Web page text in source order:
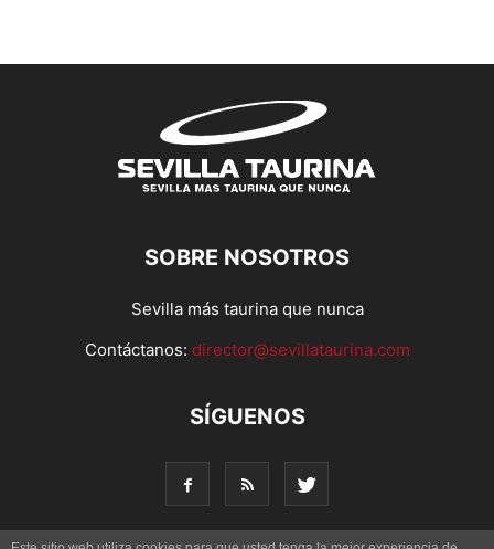
SOBRE NOSOTROS
Sevilla más taurina que nunca
Contáctanos: director@sevillataurina.com
SÍGUENOS